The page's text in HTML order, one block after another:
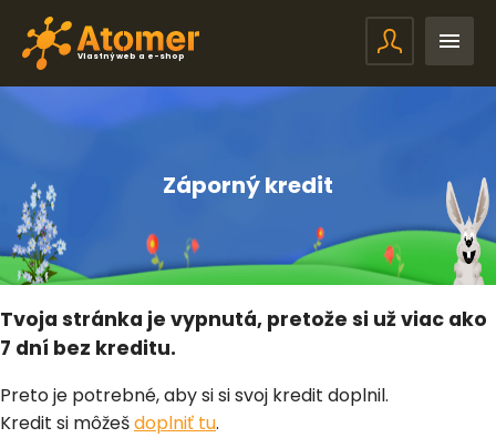
Vlastný web a e-shop
Záporný kredit
Tvoja stránka je vypnutá, pretože si už viac ako
7 dní bez kreditu.
Preto je potrebné, aby si si svoj kredit doplnil.
Kredit si môžešdoplniť tu.